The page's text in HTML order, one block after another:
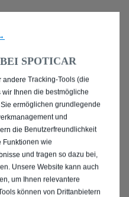
SIE ALLE
2008
IN
SPOTICAR
Tracking-Tools (die
wir Ihnen die bestmögliche
ermöglichen grundlegende
und
die Benutzerfreundlichkeit
Funktionen wie
und tragen so dazu bei,
Unsere Website kann auch
um Ihnen relevantere
können von Drittanbietern